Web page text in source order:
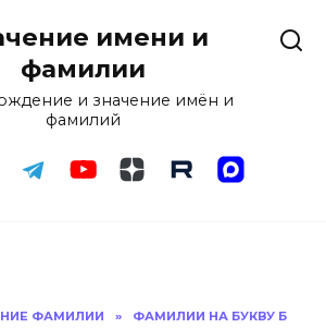
имени и
фамилии
и значение имён и
фамилий
ФАМИЛИИ » ФАМИЛИИ НА БУКВУ Б